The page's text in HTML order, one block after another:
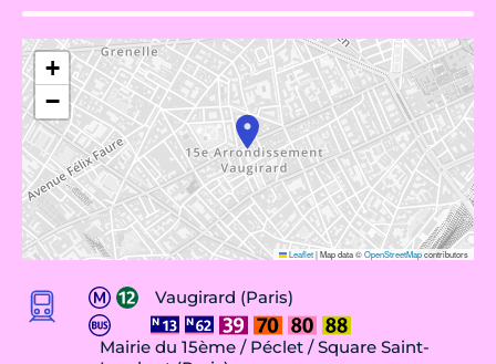
+
−
Leaflet|Map data ©OpenStreetMapcontributors
Vaugirard (Paris)
Mairie du 15ème / Péclet / Square Saint-